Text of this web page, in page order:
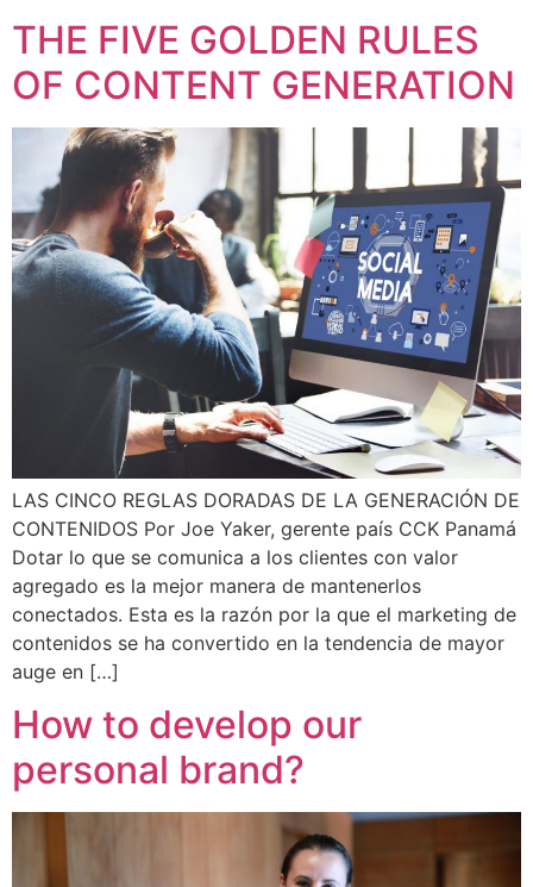
THE FIVE GOLDEN RULES
OF CONTENT GENERATION
LAS CINCO REGLAS DORADAS DE LA GENERACIÓN DE
CONTENIDOS Por Joe Yaker, gerente país CCK Panamá
Dotar lo que se comunica a los clientes con valor
agregado es la mejor manera de mantenerlos
conectados. Esta es la razón por la que el marketing de
contenidos se ha convertido en la tendencia de mayor
auge en […]
How to develop our
personal brand?